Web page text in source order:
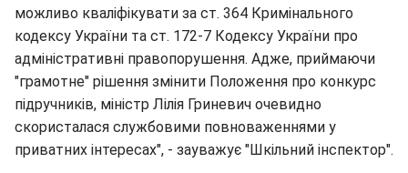
можливо кваліфікувати за ст. 364 Кримінального
кодексу України та ст. 172-7 Кодексу України про
адміністративні правопорушення. Адже, приймаючи
"грамотне" рішення змінити Положення про конкурс
підручників, міністр Лілія Гриневич очевидно
скористалася службовими повноваженнями у
приватних інтересах", - зауважує "Шкільний інспектор".